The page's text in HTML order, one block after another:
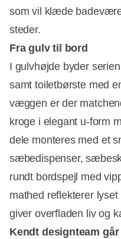
som vil klæde
steder.
Fra gulv til bord
I gulvhøjde byder
samt toiletbørste med
væggen er der
kroge i elegant u-form
dele monteres med et
sæbedispenser,
rundt bordspejl med
mathed reflekterer
giver overfladen liv og
Kendt designteam